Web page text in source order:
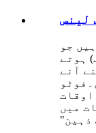
لینس
جو
ہوتے
آنے
اوقات
میں
ذہین"